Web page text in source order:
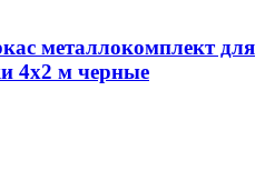
металлокомплект для
4х2 м черные